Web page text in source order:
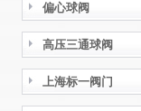
偏心球阀
高压三通球阀
上海标一阀门